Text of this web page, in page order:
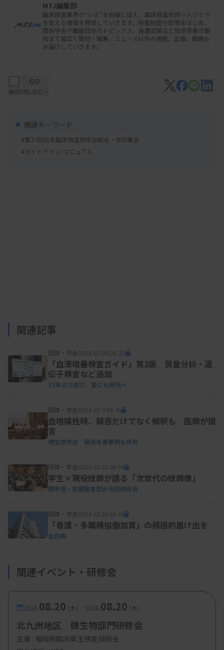
MTJ編集部
臨床検査業界の“いま”を的確に捉え、臨床検査技師一人ひとり
を支える情報を発信していきます。検査制度や政策をはじめ、
関係学会や職能団体のトピックス、装置試薬など技術革新の動
向まで幅広く取材・編集。ニュース以外の連載、企画、動画も
お届けしていきます。
保存URLコピー
関連キーワード
#第37回日本臨床微生物学会総会・学術集会
#ガイドライン/マニュアル
関連記事
団体・学会2026.03.06 06:20
「血液培養検査ガイド」第2版 質量分析・遺
伝子検査など追加
13年ぶり改訂、夏にも発刊へ
団体・学会2026.03.11 06:15
血培陽性時、報告だけでなく解釈も 医師が提
言
微生物学会 報告改善事例も共有
団体・学会2026.03.02 06:15
学生×現役技師が語る「次世代の技師像」
関甲信・首都圏支部が合同研修会
団体・学会2026.03.06 06:15
「看護・多職種協働加算」の積極的届け出を
全日病
関連イベント・研修会
2026. 08.20（木） -2026. 08.20（木）
北九州地区 微生物部門研修会
主催 : 福岡県臨床衛生検査技師会